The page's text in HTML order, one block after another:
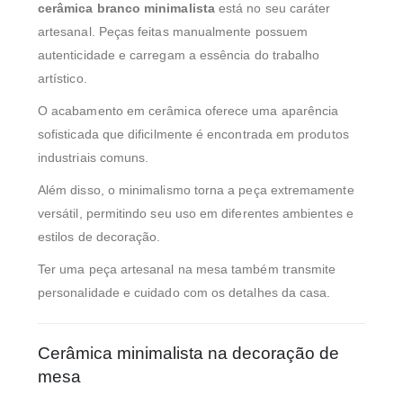
cerâmica branco minimalistaestá no seu caráter
artesanal. Peças feitas manualmente possuem
autenticidade e carregam a essência do trabalho
artístico.
O acabamento em cerâmica oferece uma aparência
sofisticada que dificilmente é encontrada em produtos
industriais comuns.
Além disso, o minimalismo torna a peça extremamente
versátil, permitindo seu uso em diferentes ambientes e
estilos de decoração.
Ter uma peça artesanal na mesa também transmite
personalidade e cuidado com os detalhes da casa.
Cerâmica minimalista na decoração de
mesa